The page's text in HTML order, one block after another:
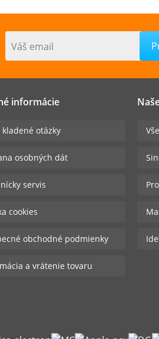
Váš email
informácie
kladené otázky
osobných dát
servis
cookies
obchodné podmienky
a vrátenie tovaru